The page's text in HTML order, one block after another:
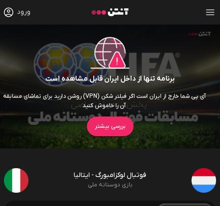
ورود
برنامه تنها از داخل ایران قابل مشاهده است
آی پی شما خارج از ایران است اگر فیلتر شکن (VPN) روشن دارید برای تماشای مسابقه
آن را خاموش کنید
بررسی بیشتر
فوتبال لوکزامبورگ - ایتالیا
بازی دوستانه ملی